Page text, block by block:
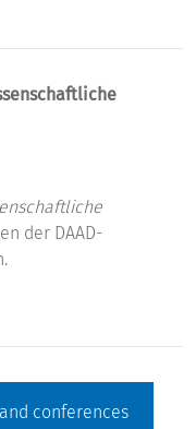
der DAAD-
conferences